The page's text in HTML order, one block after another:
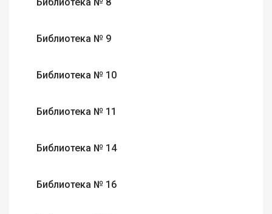
Библиотека № 9
Библиотека № 10
Библиотека № 11
Библиотека № 14
Библиотека № 16